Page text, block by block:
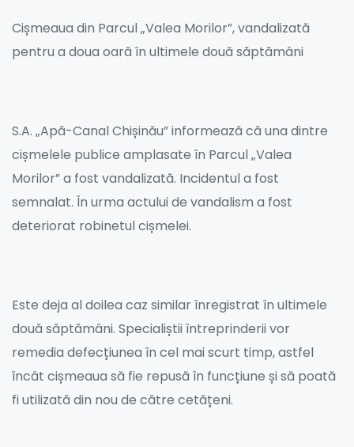
Cișmeaua din Parcul „Valea Morilor”, vandalizată
pentru a doua oară în ultimele două săptămâni
S.A. „Apă-Canal Chișinău” informează că una dintre
cișmelele publice amplasate în Parcul „Valea
Morilor” a fost vandalizată. Incidentul a fost
semnalat. În urma actului de vandalism a fost
deteriorat robinetul cișmelei.
Este deja al doilea caz similar înregistrat în ultimele
două săptămâni. Specialiștii întreprinderii vor
remedia defecțiunea în cel mai scurt timp, astfel
încât cișmeaua să fie repusă în funcțiune și să poată
fi utilizată din nou de către cetățeni.